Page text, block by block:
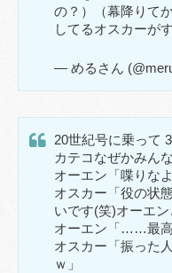
の？）（幕降りて
してるオスカーが
— めるさん
20世紀号に乗って
カテコなぜかみん
オーエン「喋りな
オスカー「役の状
いです(笑)オーエン
オーエン「……最高
オスカー「振った
ｗ」